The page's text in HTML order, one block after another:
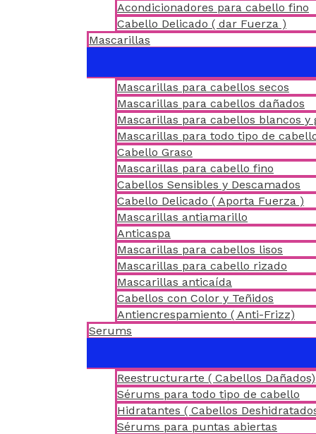
Acondicionadores para cabello fino
Cabello Delicado ( dar Fuerza )
Mascarillas
Mascarillas para cabellos secos
Mascarillas para cabellos dañados
Mascarillas para cabellos blancos y
Mascarillas para todo tipo de
Cabello Graso
Mascarillas para cabello fino
Cabellos Sensibles y Descamados
Cabello Delicado ( Aporta Fuerza )
Mascarillas antiamarillo
Anticaspa
Mascarillas para cabellos lisos
Mascarillas para cabello rizado
Mascarillas anticaída
Cabellos con Color y Teñidos
Antiencrespamiento ( Anti-Frizz)
Serums
Reestructurarte ( Cabellos Dañados)
Sérums para todo tipo de cabello
Hidratantes ( Cabellos
Sérums para puntas abiertas